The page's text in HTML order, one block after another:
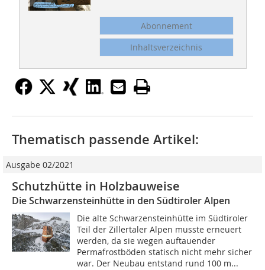
Abonnement
Inhaltsverzeichnis
Thematisch passende Artikel:
Ausgabe 02/2021
Schutzhütte in Holzbauweise
Die Schwarzensteinhütte in den Südtiroler Alpen
Die alte Schwarzensteinhütte im Südtiroler
Teil der Zillertaler Alpen musste erneuert
werden, da sie wegen auftauender
Permafrostböden statisch nicht mehr sicher
war. Der Neubau entstand rund 100 m...